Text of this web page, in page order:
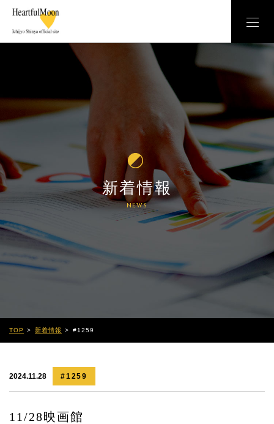
新着情報
NEWS
TOP 新着情報 #1259
2024.11.28 #1259
11/28映画館